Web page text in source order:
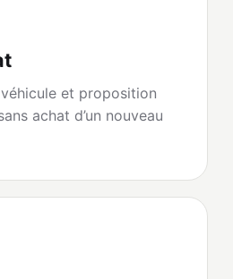
et proposition
achat d’un nouveau